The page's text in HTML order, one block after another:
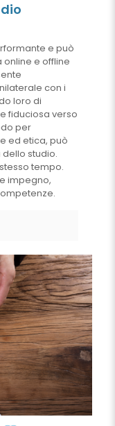
e può
e offline
con i
loro di
fiduciosa verso
per
ed etica, può
studio.
tempo.
impegno,